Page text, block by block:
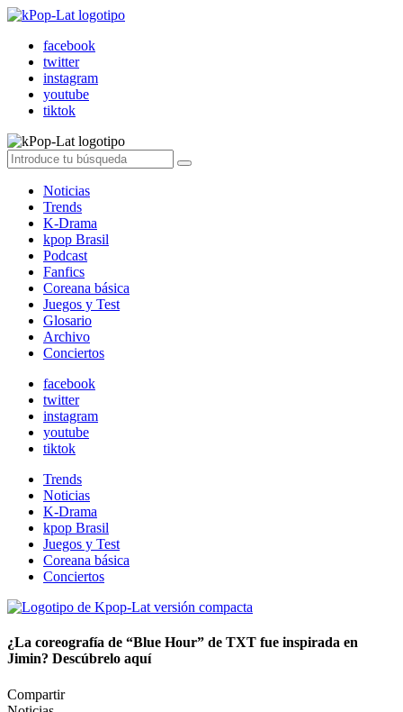
facebook
twitter
instagram
youtube
tiktok
Noticias
Trends
K-Drama
kpop Brasil
Podcast
Fanfics
Coreana básica
Juegos y Test
Glosario
Archivo
Conciertos
facebook
twitter
instagram
youtube
tiktok
Trends
Noticias
K-Drama
kpop Brasil
Juegos y Test
Coreana básica
Conciertos
¿La coreografía de “Blue Hour” de TXT fue inspirada en
Jimin? Descúbrelo aquí
Compartir